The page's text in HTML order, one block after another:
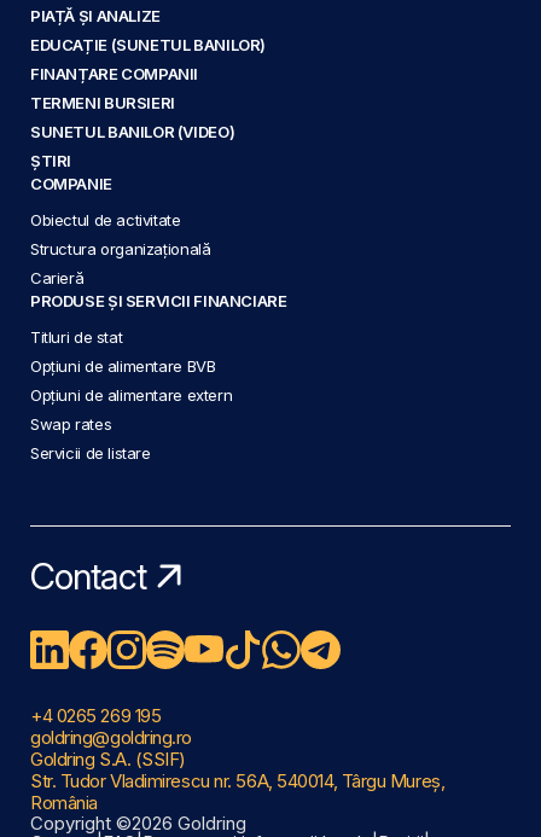
PIAȚĂ ȘI ANALIZE
EDUCAȚIE (SUNETUL BANILOR)
FINANȚARE COMPANII
TERMENI BURSIERI
SUNETUL BANILOR (VIDEO)
ȘTIRI
COMPANIE
Obiectul de activitate
Structura organizațională
Carieră
PRODUSE ȘI SERVICII FINANCIARE
Titluri de stat
Opțiuni de alimentare BVB
Opțiuni de alimentare extern
Swap rates
Servicii de listare
Contact
+4 0265 269 195
goldring@goldring.ro
Goldring S.A. (SSIF)
Str. Tudor Vladimirescu nr. 56A, 540014, Târgu Mureș,
România
Copyright ©2026 Goldring